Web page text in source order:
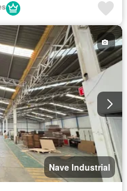
Nave Industrial